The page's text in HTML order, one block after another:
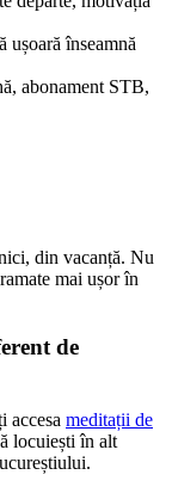
ușoară înseamnă
abonament STB,
din vacanță. Nu
mai ușor în
de
accesa meditații de
locuiești în alt